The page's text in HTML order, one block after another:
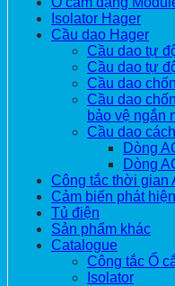
Isolator Hager
Cầu dao Hager
Cầu dao tự
Cầu dao tự
Cầu dao
Cầu dao
bảo vệ ngắn
Cầu dao
Dòng
Dòng
Công tắc thời gian
Cảm biến phát
Tủ điện
Sản phẩm khác
Catalogue
Công tắc Ổ
Isolator